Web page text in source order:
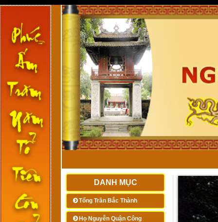
DANH MỤC
Tổng Trần Bắc Thành
Họ Nguyễn Quận Công